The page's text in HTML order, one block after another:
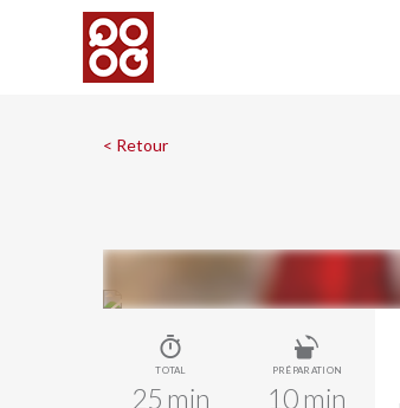
< Retour
TOTAL
25 min
PRÉPARATION
10 min